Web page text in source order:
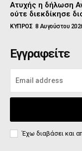
Ατυχής η δήλωση
ούτε διεκδίκησε
ΚΥΠΡΟΣ 8 Αυγούστου
Εγγραφείτε
Έχω διαβάσει και